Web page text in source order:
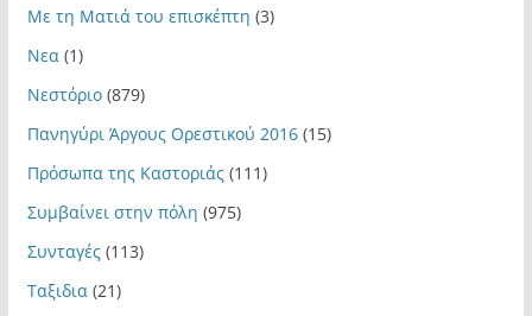
Με τη Ματιά του επισκέπτη (3)
Νεα (1)
Νεστόριο(879)
Πανηγύρι Άργους Ορεστικού 2016(15)
Πρόσωπα της Καστοριάς(111)
Συμβαίνει στην πόλη (975)
Συνταγές(113)
Ταξιδια (21)